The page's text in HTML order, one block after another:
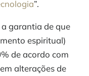
”.
garantia de que
espiritual)
de acordo com
alterações de